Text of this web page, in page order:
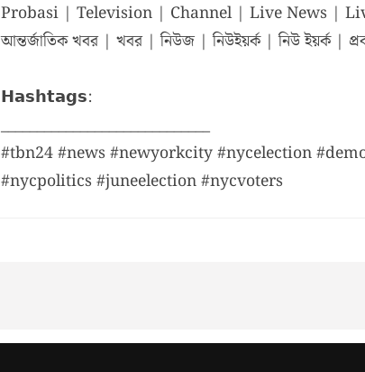
Probasi | Television | Channel | Live News | Live
আন্তর্জাতিক খবর | খবর | নিউজ | নিউইয়র্ক | নিউ ইয়র্ক |
𝗛𝗮𝘀𝗵𝘁𝗮𝗴𝘀:
_____________________________
#tbn24 #news #newyorkcity #nycelection
#nycpolitics #juneelection #nycvoters